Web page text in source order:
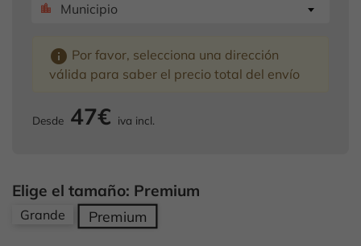
location_city Municipio
info Por favor, selecciona una dirección
válida para saber el precio total del envío
Desde 47€ iva incl.
Elige el tamaño: Premium
Grande Premium